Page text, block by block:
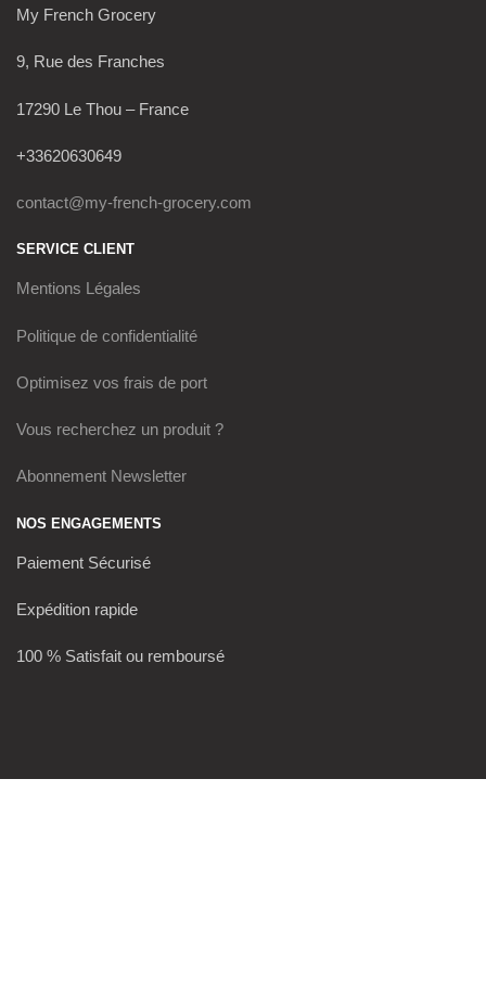
My French Grocery
9, Rue des Franches
17290 Le Thou – France
+33620630649
contact@my-french-grocery.com
SERVICE CLIENT
Mentions Légales
Politique de confidentialité
Optimisez vos frais de port
Vous recherchez un produit ?
Abonnement Newsletter
NOS ENGAGEMENTS
Paiement Sécurisé
Expédition rapide
100 % Satisfait ou remboursé